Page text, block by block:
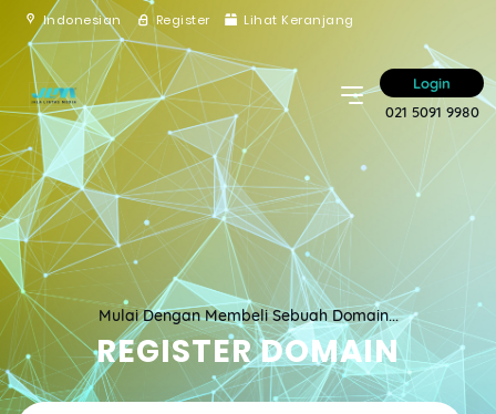
Indonesian Register Lihat Keranjang
Login
021 5091 9980
Mulai Dengan Membeli Sebuah Domain...
REGISTER DOMAIN